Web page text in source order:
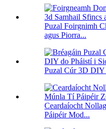
Puzal Foirgnimh
agus Piorra...
Puzal Cúr 3D DIY
Ceardaíocht
Páipéir Mod...